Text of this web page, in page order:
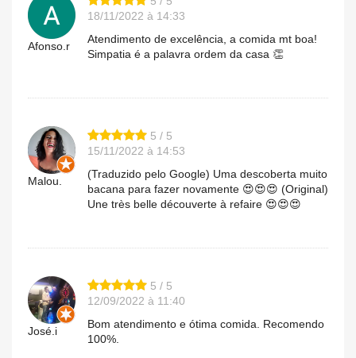
Afonso.r
18/11/2022 à 14:33
Atendimento de excelência, a comida mt boa!
Simpatia é a palavra ordem da casa 👏
Malou.
5 / 5
15/11/2022 à 14:53
(Traduzido pelo Google) Uma descoberta muito
bacana para fazer novamente 😍😍😍 (Original)
Une très belle découverte à refaire 😍😍😍
José.i
5 / 5
12/09/2022 à 11:40
Bom atendimento e ótima comida. Recomendo
100%.